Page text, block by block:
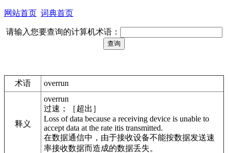
网站首页 词典首页
请输入您要查询的计算机术语：
术语 overrun
释义
overrun
过速；［超出］
Loss of data because a receiving device is unable to
accept data at the rate itis transmitted.
在数据通信中，由于接收设备不能按数据发送速
率接收数据而造成的数据丢失。